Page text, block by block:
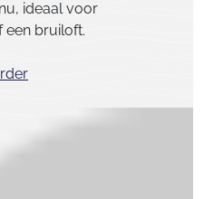
ideaal voor
een bruiloft.